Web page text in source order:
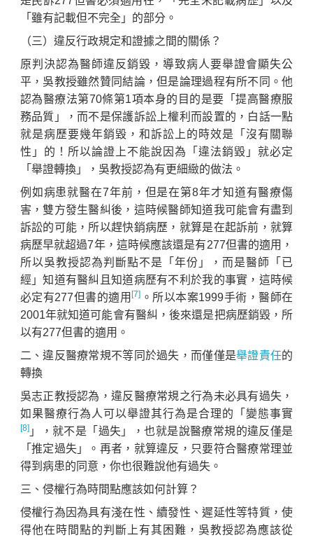
「雖有記載但不完全」的部分。
（三）違反行政規定和證據之間的關係？
原判決認為醫師違反銷毀，導致病人要舉證會顯失公
平，吳教授雖然贊同結論，但是論理過程有所不同。他
認為醫療法第70條第1項本身的目的是要「提高醫療服
務品質」，而不是保護訴訟上權利而設置的，白話一點
就是病歷要幾年銷毀，和訴訟上的時效是「沒有關聯
性」的！所以論證上不能說因為「違法銷毀」就必定
「舉證轉換」，吳教授認為有更細緻的做法。
例如病患就醫在7年前，但是在第8年才知道有醫療傷
害，雙方發生醫糾後，這時候醫師知道我可能會有盡到
訴訟的可能，所以趕快銷病歷，就算是在起訴前，就算
病歷早就超過7年，這時候應該還是有277但書的適用，
所以吳教授認為判斷點不是「年份」，而是醫師「已
經」知道有醫糾且知道病歷有不利於我的事實，這時候
必定有277但書的適用[7] 。所以本案1999手術，醫師在
2001年就知道可能會有醫糾，後來還是把病歷銷毀，所
以有277但書的適用。
二、違反醫療常規不等同於過失，而僅僅是舉證責任的
轉換
吳志正教授認為，違反醫療常規之行為未必具有過失，
如果醫療行為人可以舉證其行為是合理的「變態事實
[8]」，就不是「過失」，也就是說醫療常規的違反僅是
「推定過失」。再者，就算違反，只要符合醫療常理並
得到病患的同意，你也很難說他有過失。
三、侵權行為時間點應該如何計算？
侵權行為因為具有淺在性、續發性、遲延性等特質，使
得他在時間點的判斷上有其困難，吳教授認為應該從